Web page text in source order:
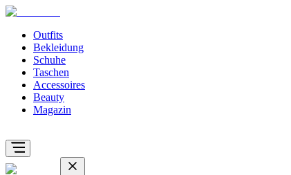
Outfits
Bekleidung
Schuhe
Taschen
Accessoires
Beauty
Magazin